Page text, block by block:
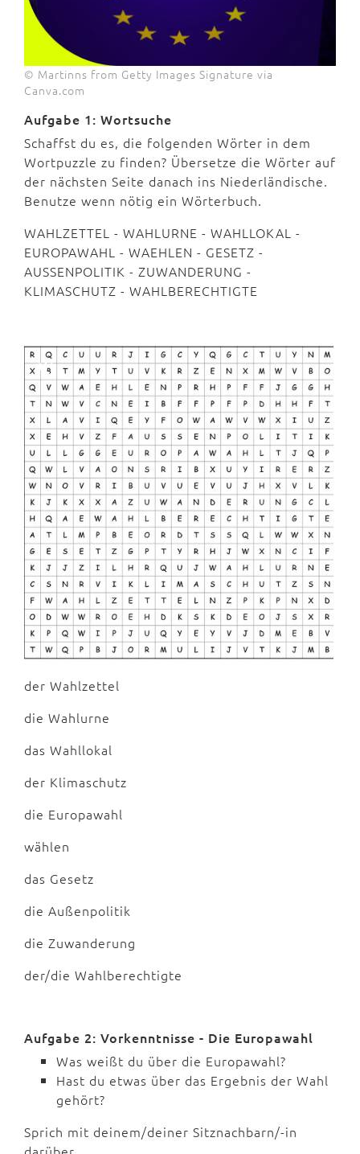
© Martinns from Getty Images Signature via
Canva.com
Aufgabe 1: Wortsuche
Schaffst du es, die folgenden Wörter in dem
Wortpuzzle zu finden? Übersetze die Wörter auf
der nächsten Seite danach ins Niederländische.
Benutze wenn nötig ein Wörterbuch.
WAHLZETTEL - WAHLURNE - WAHLLOKAL -
EUROPAWAHL - WAEHLEN - GESETZ -
AUSSENPOLITIK - ZUWANDERUNG -
KLIMASCHUTZ - WAHLBERECHTIGTE
der Wahlzettel
die Wahlurne
das Wahllokal
der Klimaschutz
die Europawahl
wählen
das Gesetz
die Außenpolitik
die Zuwanderung
der/die Wahlberechtigte
Aufgabe 2: Vorkenntnisse - Die Europawahl
Was weißt du über die Europawahl?
Hast du etwas über das Ergebnis der Wahl
gehört?
Sprich mit deinem/deiner Sitznachbarn/-in